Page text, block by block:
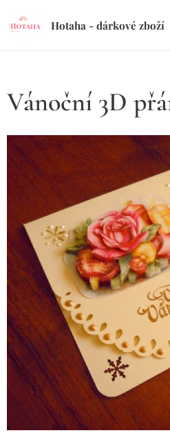
Hotaha - dárkové zboží
Vánoční 3D